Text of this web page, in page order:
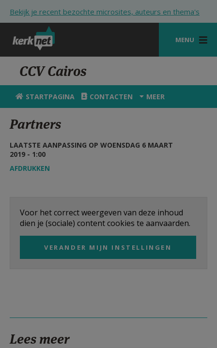
Bekijk je recent bezochte microsites, auteurs en thema's
MENU
STARTPAGINA
KERK
VIERINGEN
SHOP
ZOEKEN
HULP
MIJN PAROCHIE
AANMELDEN OF REGISTREREN
CCV Cairos
STARTPAGINA CONTACTEN MEER
Partners
LAATSTE AANPASSING OP WOENSDAG 6 MAART
2019 - 1:00
AFDRUKKEN
Voor het correct weergeven van deze inhoud
dien je (sociale) content cookies te aanvaarden.
VERANDER MIJN INSTELLINGEN
Lees meer